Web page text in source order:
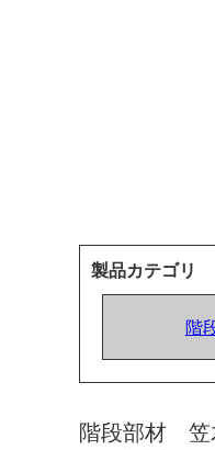
製品カテゴリ
階
階段部材 笠